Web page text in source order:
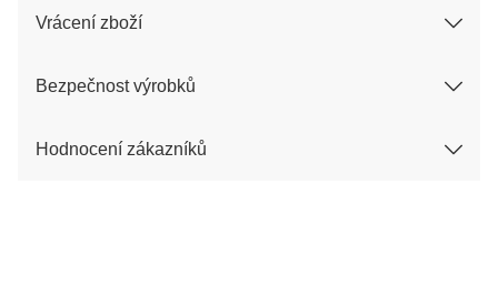
Vrácení zboží
Bezpečnost výrobků
Hodnocení zákazníků